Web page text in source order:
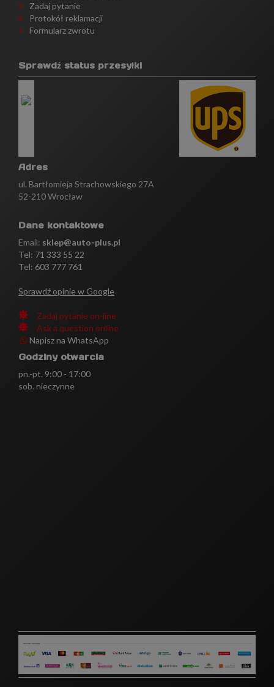
Zadaj pytanie
Protokół reklamacji
Formularz zwrotu
Sprawdź status przesyłki
Adres
ul. Bartłomieja Strachowskiego 27A
52-210 Wrocław
Dane kontaktowe
Email: sklep@auto-plus.pl
Tel: 71 333 55 22
Tel: 603 777 761
Sprawdź opinie w Google
Zadaj pytanie on-line
Ask a question online
Napisz na WhatsApp
Godziny otwarcia
pn.-pt. 9:00 - 17:00
sob. nieczynne